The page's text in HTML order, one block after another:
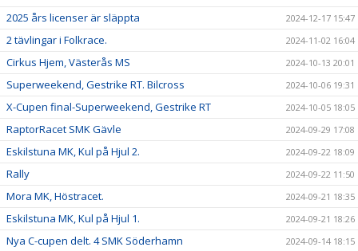
2025 års licenser är släppta 2024-12-17 15:47
2 tävlingar i Folkrace. 2024-11-02 16:04
Cirkus Hjem, Västerås MS 2024-10-13 20:01
Superweekend, Gestrike RT. Bilcross 2024-10-06 19:31
X-Cupen final-Superweekend, Gestrike RT 2024-10-05 18:05
RaptorRacet SMK Gävle 2024-09-29 17:08
Eskilstuna MK, Kul på Hjul 2. 2024-09-22 18:09
Rally 2024-09-22 11:50
Mora MK, Höstracet. 2024-09-21 18:35
Eskilstuna MK, Kul på Hjul 1. 2024-09-21 18:26
Nya C-cupen delt. 4 SMK Söderhamn 2024-09-14 18:15